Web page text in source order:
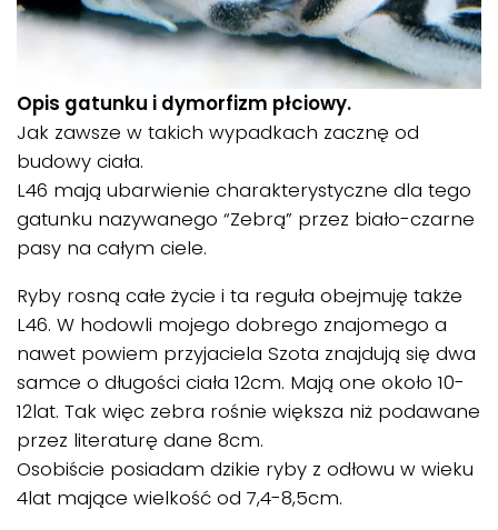
Opis gatunku i dymorfizm płciowy.
Jak zawsze w takich wypadkach zacznę od
budowy ciała.
L46 mają ubarwienie charakterystyczne dla tego
gatunku nazywanego “Zebrą” przez biało-czarne
pasy na całym ciele.
Ryby rosną całe życie i ta reguła obejmuję także
L46. W hodowli mojego dobrego znajomego a
nawet powiem przyjaciela Szota znajdują się dwa
samce o długości ciała 12cm. Mają one około 10-
12lat. Tak więc zebra rośnie większa niż podawane
przez literaturę dane 8cm.
Osobiście posiadam dzikie ryby z odłowu w wieku
4lat mające wielkość od 7,4-8,5cm.